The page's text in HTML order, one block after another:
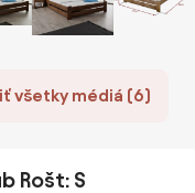
všetky médiá (6)
Rošt: S